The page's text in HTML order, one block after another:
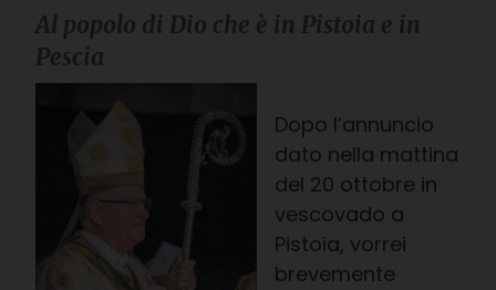
Al popolo di Dio che è in Pistoia e in
Pescia
Dopo l’annuncio
dato nella mattina
del 20 ottobre in
vescovado a
Pistoia, vorrei
brevemente